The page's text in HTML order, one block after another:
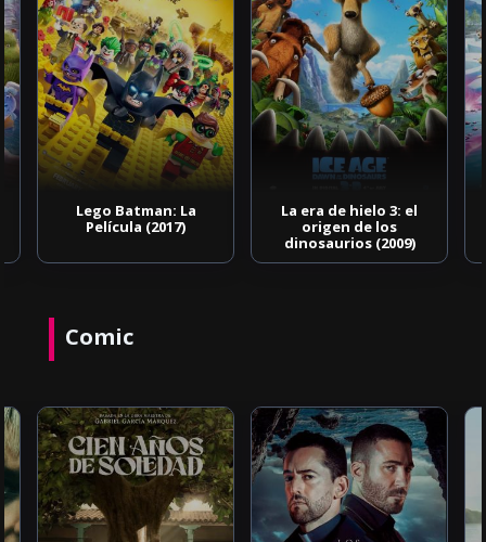
Lego Batman: La
Película (2017)
La era de hielo 3: el
origen de los
dinosaurios (2009)
Comic